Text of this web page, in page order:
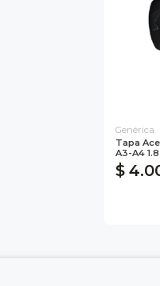
Genérica
Tapa
A3-A4
$